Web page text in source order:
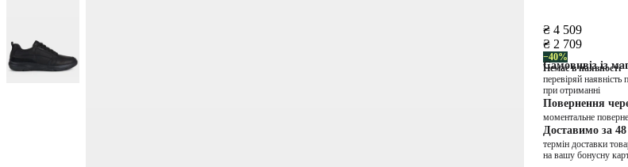
₴ 4 509
₴ 2 709
−40%
Немає в наявності
Самовивіз із
перевіряй
при отриманні
Повернення
моментальне
Доставимо за
термін доставки
на вашу бонусну